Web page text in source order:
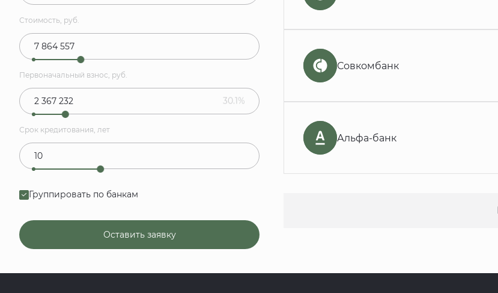
Стоимость, руб.
Первоначальный взнос, руб.
30.1%
Срок кредитования, лет
Группировать по банкам
Оставить заявку
Совкомбанк
Альфа-банк